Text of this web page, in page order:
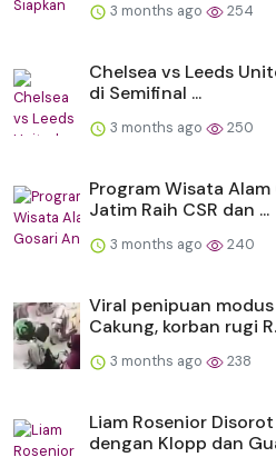
3 months ago 254
Chelsea vs Leeds
di Semifinal ...
3 months ago 250
Program Wisata
Jatim Raih CSR dan ...
3 months ago 240
Viral penipuan
Cakung, korban rugi
3 months ago 238
Liam Rosenior
dengan Klopp dan